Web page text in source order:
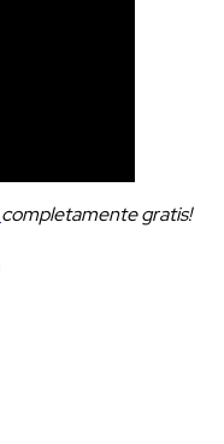
completamente gratis!